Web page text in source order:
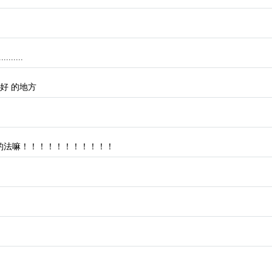
的地方
嘛！！！！！！！！！！！